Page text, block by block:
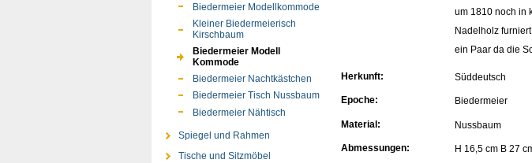
Biedermeier Modellkommode
Kleiner Biedermeierisch
Kirschbaum
Biedermeier Modell
Kommode
Biedermeier Nachtkästchen
Biedermeier Tisch Nussbaum
Biedermeier Nähtisch
Spiegel und Rahmen
Tische und Sitzmöbel
um 1810 noch in
Nadelholz
ein Paar da die
Herkunft: Süddeutsch
Epoche: Biedermeier
Material: Nussbaum
Abmessungen: H 16,5 cm B 27